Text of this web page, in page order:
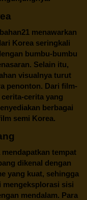
menawarkan
Korea seringkali
bumbu-bumbu
Selain itu,
visualnya turut
penonton. Dari film-
cerita yang
berbagai
semi Korea.
mendapatkan tempat
dikenal dengan
yang kuat, sehingga
sisi
mendalam. Para